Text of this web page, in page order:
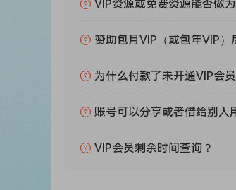
VIP资源或免费资源能否做
赞助包月VIP（或包年VIP）
为什么付款了未开通VIP会员
账号可以分享或者借给别人
VIP会员剩余时间查询？